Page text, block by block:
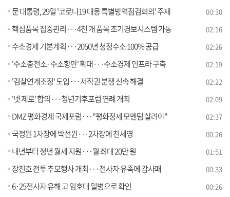
문 대통령, 29일 '코로나19 대응 특별방역점검회의' 주재 00:30
핵심품목 집중관리···4천 개 품목 조기경보시스템 가동 02:16
수소경제 기본계획···2050년 청정수소 100% 공급 02:26
'수소충전소·수소항만' 확대···수소경제 인프라 구축 02:19
'검찰연계조정' 도입···저작권 분쟁 신속 해결 02:22
'넷 제로' 합의···청년기후포럼 연례 개최 02:09
DMZ 평화경제 국제포럼···"평화정세 모멘텀 살려야" 02:37
국정원 1차장에 박선원···2차장에 천세영 00:26
내년부터 청년 월세 지원···월 최대 20만 원 01:51
장진호 전투 추모행사 개최···전사자 유족에 감사패 00:33
6·25전사자 유해 고 임호대 일병으로 확인 00:26